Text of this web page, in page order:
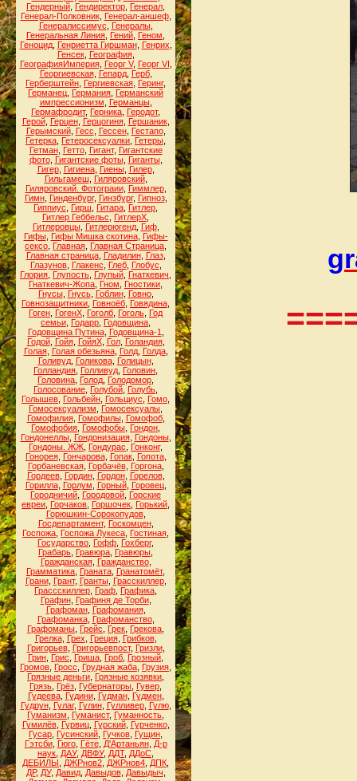
Гендерный Гендиректор Генерал
Генерал-Полковник, Генерал-аншеф,
Генералиссимус
Генералы,
Генеральная Линия Гений Геном
Геноцид, Генриетта Гиршман, Генрих
Генсек, География,
ГеографияИмперия, Георг V, Георг VI
Георгиевская, Гепард, Герб,
Герберштейн Гергиевская Геринг,
Германец Германия Германский
импрессионизм
Германцы,
Гермафродит, Герника Геродот,
Герой, Герцен, Герцогиня, Гершаник,
Герымский, Гесс Гессен, Гестапо,
Гетерка Гетеросексуалки Гетеры
Гетман, Гетто, Гигант, Гигантские
фото, Гигантские фоты, Гиганты,
Гигер, Гигиена, Гиены, Гилер,
Гильгамеш
Гиляровский,
Гиляровский. Фотограии, Гиммлер,
Гимн, Гинденбург, Гинзбург, Гипноз,
Гиппиус
Гирш Гитара Гитлер
Гитлер Геббельс
ГитлерХ
Гитлеровцы, Гитлерюгенд, Гиф,
Гифы, Гифы Мишка скотина, Гифы-
сексо Главная Главная Страница
Главная страница, Гладилин, Глаз,
Глазунов, Глакенс Глеб, Глобус
Глория Глупость Глупый Гнаткевич
Гнаткевич-Жопа Гном Гностики
Гнусы, Гнусь, Гоблин, Говно,
Говнозащитники Говноёб Говядина
Гоген ГогенХ Гоголб Гоголь Год
семьи Годарр Годовщина
Годовщина Путина, Годовщина-1
Годой, Гойя, ГойяХ, Гол, Голандия,
Голая, Голая обезьяна, Голд, Голда,
Голивуд, Голикова, Голицын,
Голландия Голливуд Головин
Головина Голод Голодомор
Голосование Голубой Голубь
Голышев Гольбейн Гольциус Гомо
Гомосексуализм
Гомосексуалы
Гомофилия, Гомофилы, Гомофоб,
Гомофобия Гомофобы Гондон
Гондонеллы, Гондонизация, Гондоны,
Гондоны. ЖЖ Гондурас Гонконг,
Гонорея, Гончарова, Гопак, Гопота,
Горбаневская, Горбачёв, Горгона,
Гордеев, Гордин, Гордон, Горелов,
Горилла, Горлум Горный, Горовец,
Городничий Городовой Горские
евреи Горчаков Горшочек Горький
Горюшкин-Сорокопудов,
Госдепартамент, Госкомцен,
Госпожа Госпожа Лукеса Гостиная
Государство Гофф Гохберг,
Грабарь Гравюра Гравюры
Гражданская, Гражданство,
Грамматика Граната Гранатомёт,
Грани, Грант, Гранты, Грасскиллер,
Грассскиллер Граф Графика
Графин, Графиня де Торби,
Графоман, Графомания,
Графоманка, Графоманство,
Графоманы Грейс Грек Грекова
Грелка, Грех Греция, Грибков,
Григорьев, Григорьевпост, Гризли,
Грин Грис Гриша Гроб Грозный
Громов Гросс Грудная жаба Грузия
Грязные деньги Грязные козявки
Грязь Грёз Губернаторы Гувер
Гудеева, Гудини, Гудман, Гудмен,
Гудрун, Гулаг, Гулин, Гулливер, Гулю,
Гуманизм
Гуманист, Гуманность
Гумилёв, Гурвиц, Гурский, Гурченко,
Гусар Гусинский Гучков Гущин
Гэтсби, Гюго, Гёте, Д'Артаньян, Д-р
наук ДАУ, ДВФУ, ДДТ, ДДоС
ДЕБИЛЫ
ДЖРнов2 ДЖРнов4 ДПК
ДР, ДУ, Давид, Давыдов, Давыдыч